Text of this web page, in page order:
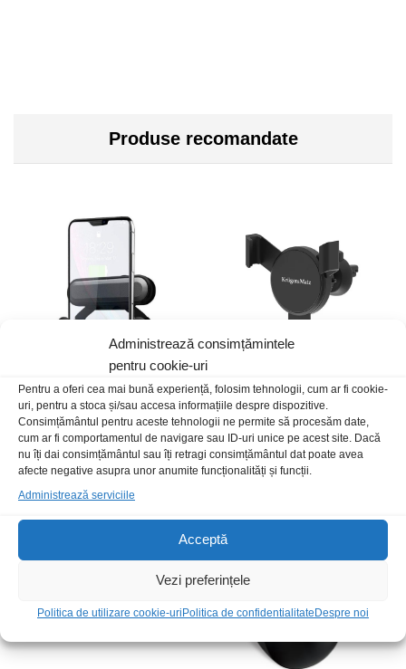
Administrează consimțămintele
pentru cookie-uri
Pentru a oferi cea mai bună experiență, folosim tehnologii, cum ar fi cookie-
uri, pentru a stoca și/sau accesa informațiile despre dispozitive.
Consimțământul pentru aceste tehnologii ne permite să procesăm date,
cum ar fi comportamentul de navigare sau ID-uri unice pe acest site. Dacă
nu îți dai consimțământul sau îți retragi consimțământul dat poate avea
afecte negative asupra unor anumite funcționalități și funcții.
Administrează serviciile
Acceptă
Vezi preferințele
Politica de utilizare cookie-uriPolitica de confidentialitateDespre noi
Produse recomandate
Suport telefon univ.clema bord
19,00lei/Buc
Suport telefon auto grila
Gravity
35,00lei/Buc
Stoc epuizat